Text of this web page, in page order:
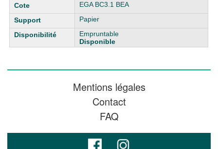
EGA BC3.1 BEA
Papier
Empruntable
Disponible
Mentions légales
Contact
FAQ